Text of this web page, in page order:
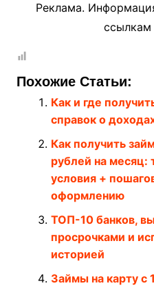
Реклама.
ссылкам
Похожие Статьи:
Как и где
справок о
Как получить
рублей на месяц:
условия +
оформлению
ТОП-10 банков,
просрочками и
историей
Займы на карту